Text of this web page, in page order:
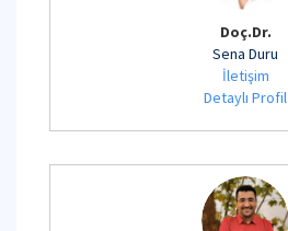
Doç.Dr.
Sena Duru
İletişim
Detaylı Profil